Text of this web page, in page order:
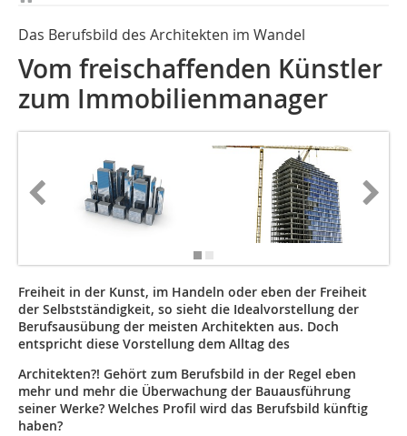
Das Berufsbild des Architekten im Wandel
Vom freischaffenden Künstler
zum Immobilienmanager
Freiheit in der Kunst, im Handeln oder eben der Freiheit
der Selbstständigkeit, so sieht die Idealvorstellung der
Berufsausübung der meisten ­Architekten aus. Doch
entspricht diese Vorstellung dem Alltag des
Architekten?! Gehört zum Berufsbild in der Regel eben
mehr und mehr die Überwachung der Bauausführung
seiner Werke? Welches Profil wird das Berufsbild künftig
haben?